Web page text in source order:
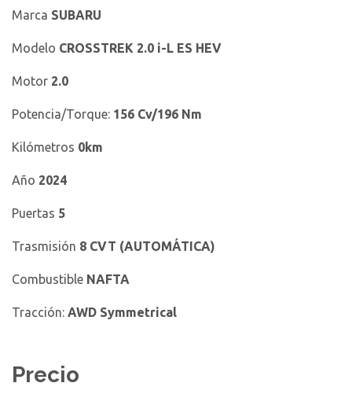
Marca SUBARU
Modelo CROSSTREK 2.0 i-L ES HEV
Motor 2.0
Potencia/Torque: 156 Cv/196 Nm
Kilómetros 0km
Año 2024
Puertas 5
Trasmisión 8 CVT (AUTOMÁTICA)
Combustible NAFTA
Tracción: AWD Symmetrical
Precio